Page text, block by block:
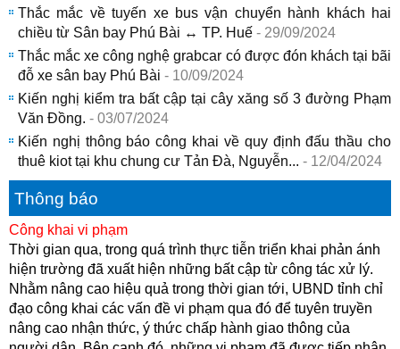
Thắc mắc về tuyến xe bus vận chuyển hành khách hai
chiều từ Sân bay Phú Bài ↔️ TP. Huế - 29/09/2024
Thắc mắc xe công nghệ grabcar có được đón khách tại bãi
đỗ xe sân bay Phú Bài - 10/09/2024
Kiến nghị kiểm tra bất cập tại cây xăng số 3 đường Phạm
Văn Đồng. - 03/07/2024
Kiến nghị thông báo công khai về quy định đấu thầu cho
thuê kiot tại khu chung cư Tản Đà, Nguyễn... - 12/04/2024
Thông báo
Công khai vi phạm
Thời gian qua, trong quá trình thực tiễn triển khai phản ánh
hiện trường đã xuất hiện những bất cập từ công tác xử lý.
Nhằm nâng cao hiệu quả trong thời gian tới, UBND tỉnh chỉ
đạo công khai các vấn đề vi phạm qua đó để tuyên truyền
nâng cao nhận thức, ý thức chấp hành giao thông của